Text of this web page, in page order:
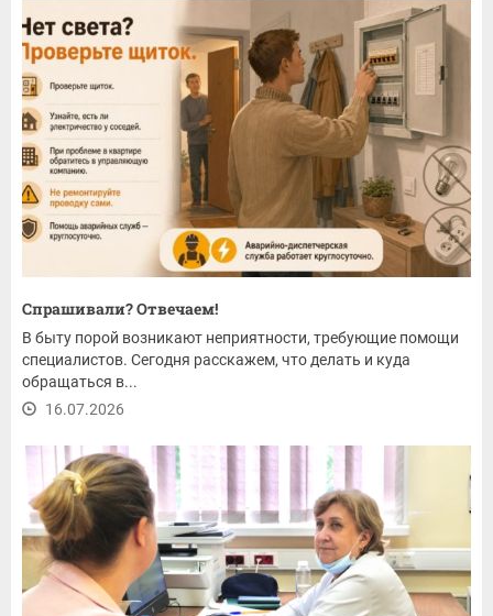
Спрашивали? Отвечаем!
В быту порой возникают неприятности, требующие помощи
специалистов. Сегодня расскажем, что делать и куда
обращаться в...
16.07.2026